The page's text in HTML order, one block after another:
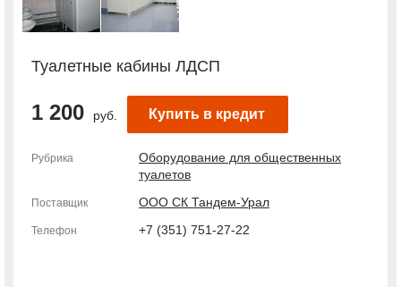
Туалетные кабины ЛДСП
1 200 руб. Купить в кредит
Рубрика
Оборудование для общественных
туалетов
Поставщик ООО СК Тандем-Урал
Телефон +7 (351) 751-27-22